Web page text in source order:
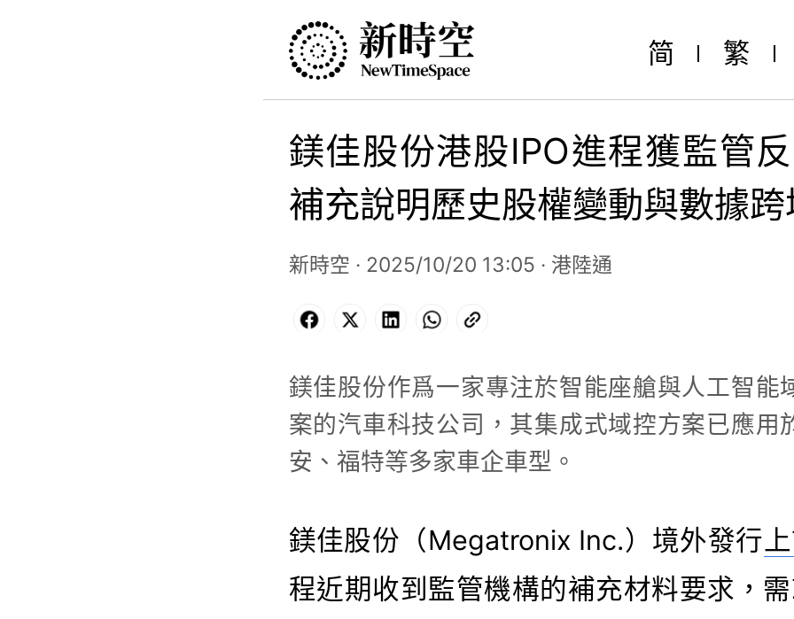
简 繁
鎂佳股份港股IPO進程獲監管
補充說明歷史股權變動與數據
新時空 · 2025/10/20 13:05 · 港陸通
Facebook LinkedInWhatsApp
鎂佳股份作爲一家專注於智能座艙與人工智能
案的汽車科技公司，其集成式域控方案已應用
安、福特等多家車企車型。
鎂佳股份（Megatronix Inc.）境外發行
程近期收到監管機構的補充材料要求，